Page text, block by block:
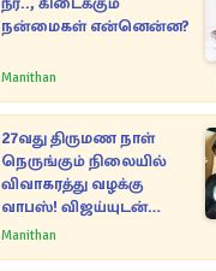
நன்மைகள் என்னென்ன?
Manithan
27வது திருமண நாள்
நெருங்கும் நிலையில்
விவாகரத்து வழக்கு
வாபஸ்! விஜய்யுடன்
மீண்டும் இணைவாரா?
Manithan